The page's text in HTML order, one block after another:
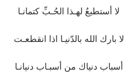
لا أستطيعُ لهـذا الحُـبِّ كتمانـا
لا بارك الله بالدّنيـا اذا انقطعـت
أسباب دنياك من أسبـاب دنيانـا